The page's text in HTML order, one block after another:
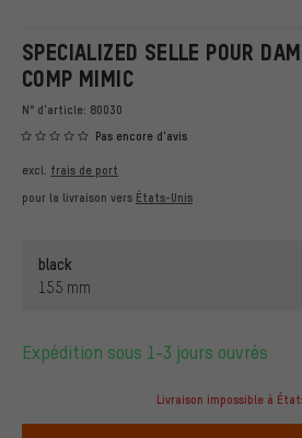
SPECIALIZED SELLE POUR
COMP MIMIC
N° d'article: 80030
Pas encore d'avis
excl. frais de port
pour la livraison vers États-Unis
black
155 mm
Expédition sous 1-3 jours ouvrés
Livraison impossible à